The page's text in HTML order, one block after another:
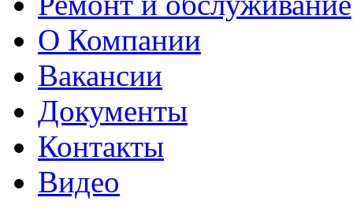
О Компании
Вакансии
Документы
Контакты
Видео